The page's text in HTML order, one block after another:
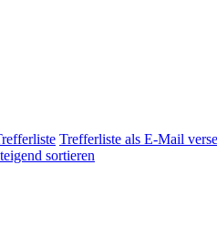
Trefferliste als E-Mail
sortieren